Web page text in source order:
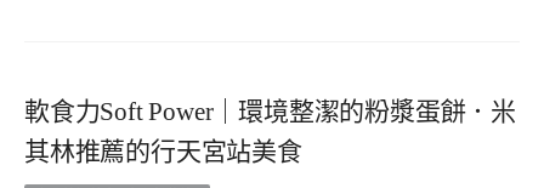
軟食力Soft Power｜環境整潔的粉漿蛋餅．米
其林推薦的行天宮站美食